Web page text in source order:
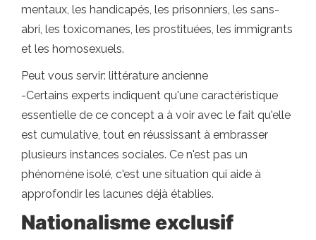
mentaux, les handicapés, les prisonniers, les sans-
abri, les toxicomanes, les prostituées, les immigrants
et les homosexuels.
Peut vous servir: littérature ancienne
-Certains experts indiquent qu'une caractéristique
essentielle de ce concept a à voir avec le fait qu'elle
est cumulative, tout en réussissant à embrasser
plusieurs instances sociales. Ce n'est pas un
phénomène isolé, c'est une situation qui aide à
approfondir les lacunes déjà établies.
Nationalisme exclusif